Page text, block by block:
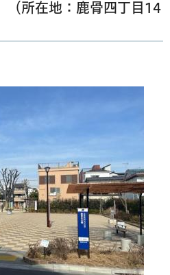
（所在地：鹿骨四丁目14